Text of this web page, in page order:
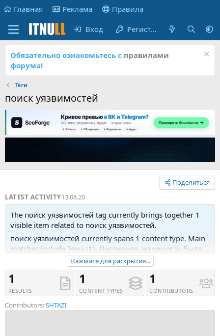
Главная Реклама Правила
Вход Регистрация
Обязательно ознакомьтесь с правилами
форума!
Теги
поиск уязвимостей
Поделиться
LATEST ACTIVITY13.08.20
The поиск уязвимостей tag currently brings together 1
visible item related to поиск уязвимостей.
поиск уязвимостей currently spans 1 content type. Main
matches include Тема (1). Последняя активность была
13.08.20 в 12:35.
Recent tagged content includes Тема 'Требуются
пентестеры'.
Нажмите для раскрытия...
1
RESULTS
1
CONTENT TYPES
1
CONTRIBUTORS
Contributors:SHTAZI